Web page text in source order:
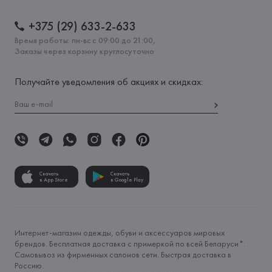
+375 (29) 633-2-633
Время работы: пн-вс с 09:00 до 21:00,
Заказы через корзину круглосуточно
Получайте уведомления об акциях и скидках:
Скачать
в App Store
Скачать
в Google Play
Интернет-магазин одежды, обуви и аксессуаров мировых
брендов. Бесплатная доставка с примеркой по всей Беларуси*.
Самовывоз из фирменных салонов сети. Быстрая доставка в
Россию.